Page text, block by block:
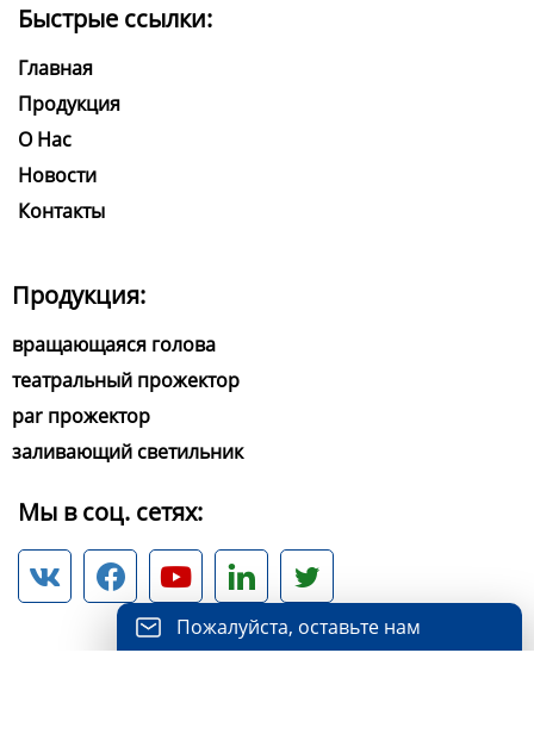
Пожалуйста, оставьте нам
Быстрые ссылки:
Главная
Продукция
О Нас
Новости
Контакты
Продукция:
вращающаяся голова
театральный прожектор
par прожектор
заливающий светильник
Мы в соц. сетях:
    